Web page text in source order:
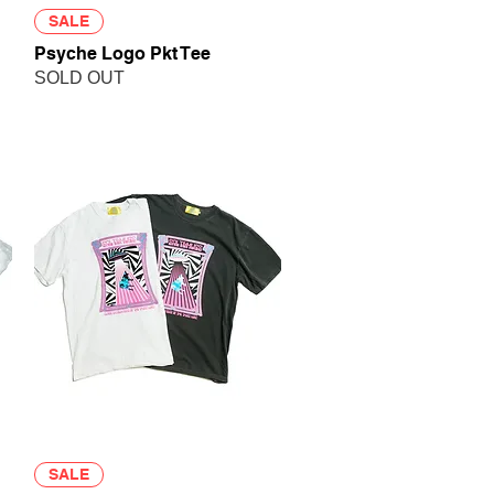
クイックビュー
SALE
Psyche Logo Pkt Tee
SOLD OUT
クイックビュー
SALE